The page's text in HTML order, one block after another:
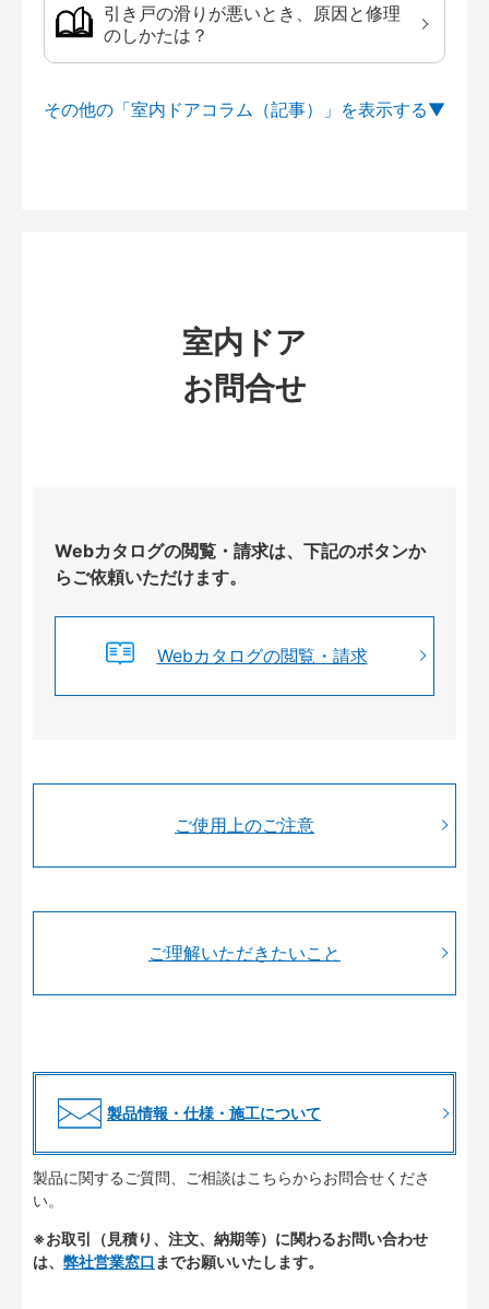
引き戸の滑りが悪いとき、原因と修理
のしかたは？
その他の「室内ドアコラム（記事）」を
室内ドア
お問合せ
Webカタログの閲覧・請求は、下記のボタンか
らご依頼いただけます。
Webカタログの閲覧・請求
ご使用上のご注意
ご理解いただきたいこと
製品情報・仕様・施工について
製品に関するご質問、ご相談はこちらからお問合せくださ
い。
※お取引（見積り、注文、納期等）に関わるお問い合わせ
は、 弊社営業窓口 までお願いいたします。